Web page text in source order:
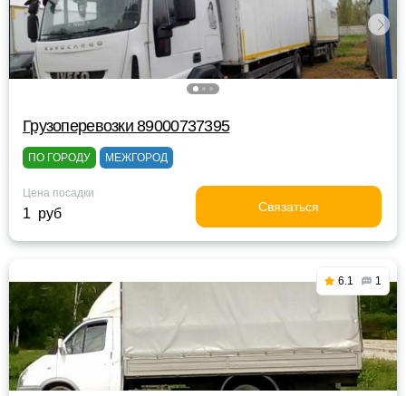
Грузоперевозки 89000737395
ПО ГОРОДУ МЕЖГОРОД
Цена посадки
1 руб Связаться
6.1 1